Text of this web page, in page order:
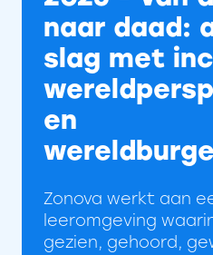
naar daad:
slag met
en
Zonova werkt aan
leeromgeving
gezien, gehoord,